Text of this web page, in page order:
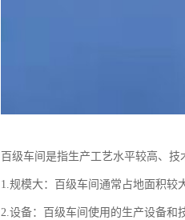
百级车间是指生产工艺水平较高、技
1.规模大：百级车间通常占地面积较
2.设备：百级车间使用的生产设备和